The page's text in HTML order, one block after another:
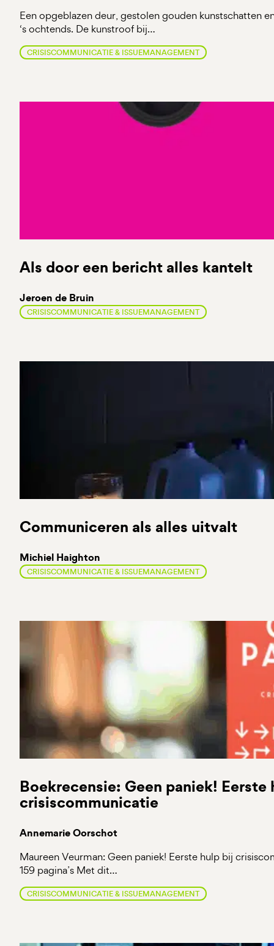
Een opgeblazen deur, gestolen gouden kunstschatten
‘s ochtends. De kunstroof bij…
CRISISCOMMUNICATIE & ISSUEMANAGEMENT
Als door een bericht alles kantelt
Jeroen de Bruin
CRISISCOMMUNICATIE & ISSUEMANAGEMENT
Communiceren als alles uitvalt
Michiel Haighton
CRISISCOMMUNICATIE & ISSUEMANAGEMENT
Boekrecensie: Geen paniek! Eerste
crisiscommunicatie
Annemarie Oorschot
Maureen Veurman: Geen paniek! Eerste hulp bij
159 pagina’s Met dit…
CRISISCOMMUNICATIE & ISSUEMANAGEMENT